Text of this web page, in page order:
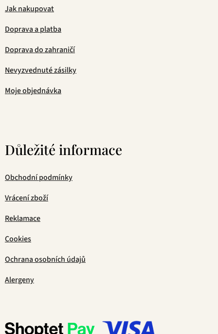
Jak nakupovat
Doprava a platba
Doprava do zahraničí
Nevyzvednuté zásilky
Moje objednávka
Důležité informace
Obchodní podmínky
Vrácení zboží
Reklamace
Cookies
Ochrana osobních údajů
Alergeny